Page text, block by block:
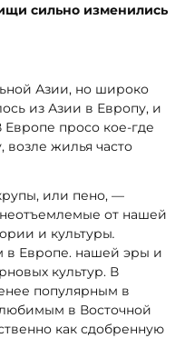
сильно изменились
Азии, но широко
из Азии в Европу, и
просо кое-где
жилья часто
или пено, —
от нашей
и культуры.
в Европе. нашей эры и
культур. В
популярным в
в Восточной
как сдобренную